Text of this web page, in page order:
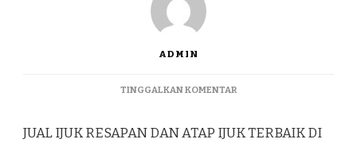
ADMIN
TINGGALKAN KOMENTARPADA
RESAPAN
JUAL IJUK RESAPAN DAN ATAP IJUK TERBAIK DI